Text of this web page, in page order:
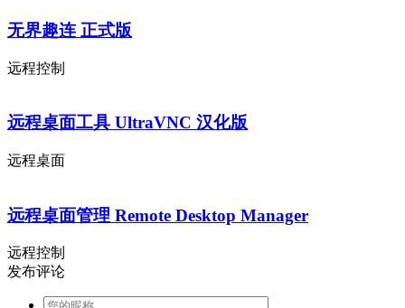
无界趣连 正式版
远程控制
远程桌面工具 UltraVNC 汉化版
远程桌面
远程桌面管理 Remote Desktop Manager
远程控制
发布评论